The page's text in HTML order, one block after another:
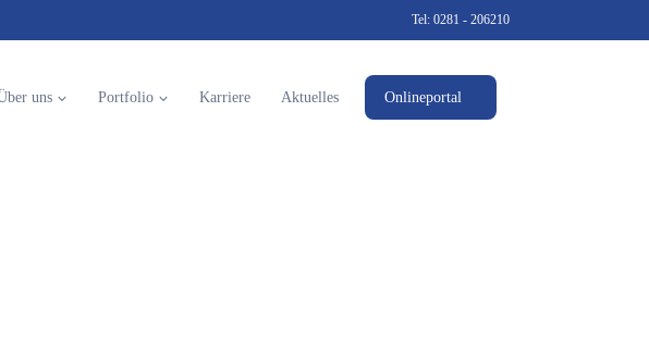
Tel: 0281 - 206210
uns Portfolio Karriere Aktuelles Onlineportal